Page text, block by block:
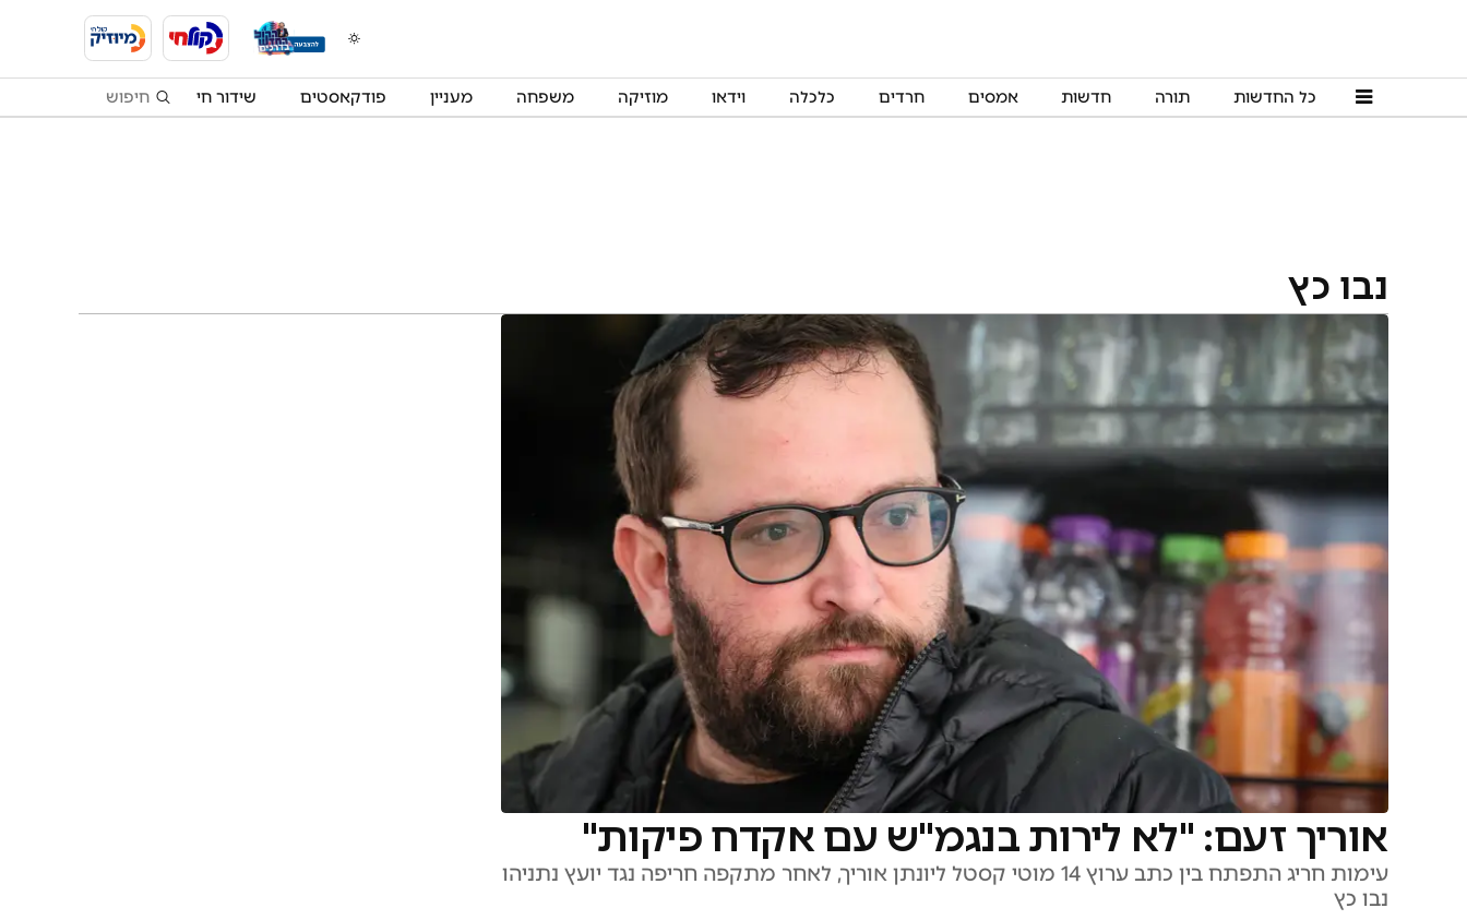
כל החדשות תורה חדשות אמסים חרדים כלכלה וידאו מוזיקה משפחה מעניין פודקאסטים שידור חי
נבו כץ
אוריך זעם: "לא לירות בנגמ"ש עם אקדח פיקות"
עימות חריג התפתח בין כתב ערוץ 14 מוטי קסטל ליונתן אוריך, לאחר מתקפה חריפה נגד יועץ נתניהו
נבו כץ